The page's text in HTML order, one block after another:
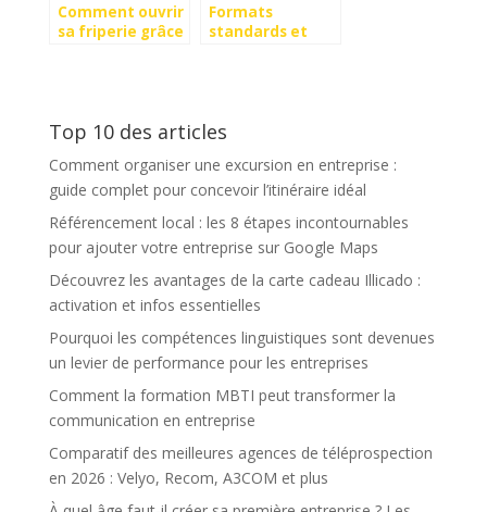
Comment ouvrir
sa friperie grâce
Formats
standards et
Top 10 des articles
Comment organiser une excursion en entreprise :
guide complet pour concevoir l’itinéraire idéal
Référencement local : les 8 étapes incontournables
pour ajouter votre entreprise sur Google Maps
Découvrez les avantages de la carte cadeau Illicado :
activation et infos essentielles
Pourquoi les compétences linguistiques sont devenues
un levier de performance pour les entreprises
Comment la formation MBTI peut transformer la
communication en entreprise
Comparatif des meilleures agences de téléprospection
en 2026 : Velyo, Recom, A3COM et plus